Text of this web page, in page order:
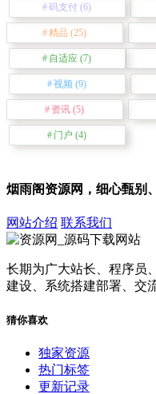
码支付 (6)
精品 (25)
自适应 (7)
视频 (9)
资讯 (5)
门户 (4)
烟雨阁资源网，细心甄别
网站介绍 联系我们
长期为广大站长、程序员
建设、系统搭建部署、交
猜你喜欢
独家资源
热门标签
更新记录